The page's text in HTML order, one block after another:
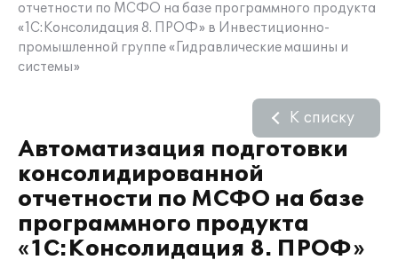
отчетности по МСФО на базе программного продукта
«1С:Консолидация 8. ПРОФ» в Инвестиционно-
промышленной группе «Гидравлические машины и
системы»
Автоматизация подготовки
консолидированной
отчетности по МСФО на базе
программного продукта
«1С:Консолидация 8. ПРОФ»
К списку